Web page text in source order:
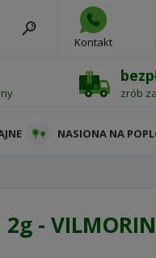
Kontakt
zrób
NASIONA NA
- VILMORIN